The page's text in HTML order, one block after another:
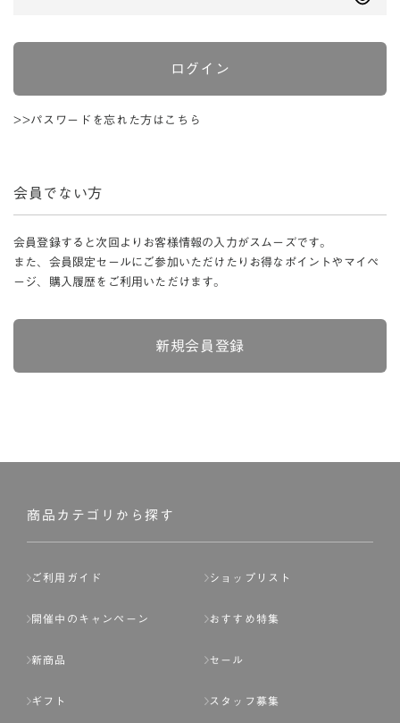
ログイン
>>パスワードを忘れた方はこちら
会員でない方
会員登録すると次回よりお客様情報の入力がスムーズです。
また、会員限定セールにご参加いただけたりお得なポイントやマイペ
ージ、購入履歴をご利用いただけます。
新規会員登録
商品カテゴリから探す
ご利用ガイド ショップリスト
開催中のキャンペーン おすすめ特集
新商品 セール
ギフト スタッフ募集